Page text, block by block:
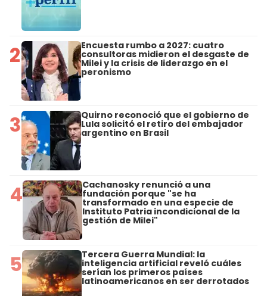
2 Encuesta rumbo a 2027: cuatro
consultoras midieron el desgaste de
Milei y la crisis de liderazgo en el
peronismo
3 Quirno reconoció que el gobierno de
Lula solicitó el retiro del embajador
argentino en Brasil
4 Cachanosky renunció a una
fundación porque "se ha
transformado en una especie de
Instituto Patria incondicional de la
gestión de Milei"
5 Tercera Guerra Mundial: la
inteligencia artificial reveló cuáles
serían los primeros países
latinoamericanos en ser derrotados